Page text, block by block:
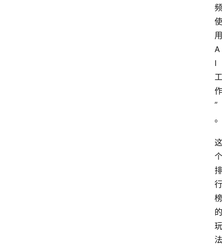
频
使
用
A
I
工
作
”
。
这
个
排
行
榜
的
玩
法